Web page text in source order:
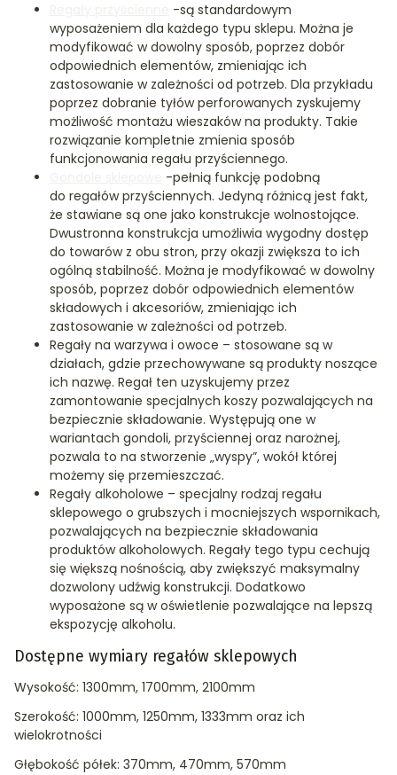
-są standardowym
wyposażeniem dla każdego typu sklepu. Można je
modyfikować w dowolny sposób, poprzez dobór
odpowiednich elementów, zmieniając ich
zastosowanie w zależności od potrzeb. Dla przykładu
poprzez dobranie tyłów perforowanych zyskujemy
możliwość montażu wieszaków na produkty. Takie
rozwiązanie kompletnie zmienia sposób
funkcjonowania regału przyściennego.
-pełnią funkcję podobną
do regałów przyściennych. Jedyną różnicą jest fakt,
że stawiane są one jako konstrukcje wolnostojące.
Dwustronna konstrukcja umożliwia wygodny dostęp
do towarów z obu stron, przy okazji zwiększa to ich
ogólną stabilność. Można je modyfikować w dowolny
sposób, poprzez dobór odpowiednich elementów
składowych i akcesoriów, zmieniając ich
zastosowanie w zależności od potrzeb.
Regały na warzywa i owoce – stosowane są w
działach, gdzie przechowywane są produkty noszące
ich nazwę. Regał ten uzyskujemy przez
zamontowanie specjalnych koszy pozwalających na
bezpiecznie składowanie. Występują one w
wariantach gondoli, przyściennej oraz narożnej,
pozwala to na stworzenie „wyspy”, wokół której
możemy się przemieszczać.
Regały alkoholowe – specjalny rodzaj regału
sklepowego o grubszych i mocniejszych wspornikach,
pozwalających na bezpiecznie składowania
produktów alkoholowych. Regały tego typu cechują
się większą nośnością, aby zwiększyć maksymalny
dozwolony udźwig konstrukcji. Dodatkowo
wyposażone są w oświetlenie pozwalające na lepszą
ekspozycję alkoholu.
Dostępne wymiary regałów sklepowych
Wysokość: 1300mm, 1700mm, 2100mm
Szerokość: 1000mm, 1250mm, 1333mm oraz ich
wielokrotności
Głębokość półek: 370mm, 470mm, 570mm